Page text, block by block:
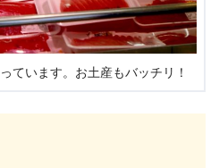
ています。お土産もバッチリ！